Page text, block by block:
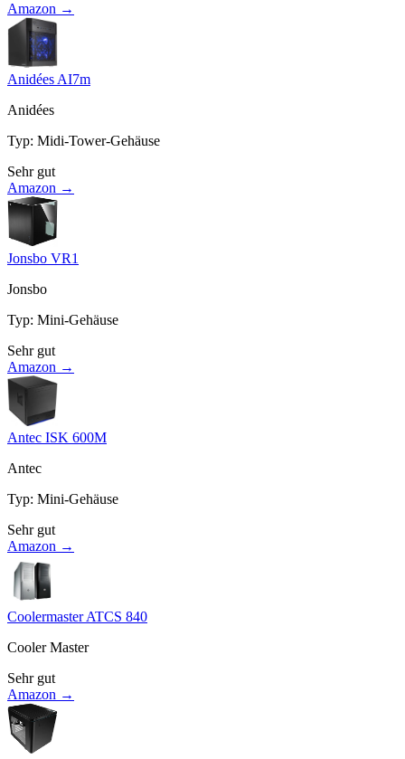
Amazon →
Anidées AI7m
Anidées
Typ: Midi-Tower-Gehäuse
Sehr gut
Amazon →
Jonsbo VR1
Jonsbo
Typ: Mini-Gehäuse
Sehr gut
Amazon →
Antec ISK 600M
Antec
Typ: Mini-Gehäuse
Sehr gut
Amazon →
Coolermaster ATCS 840
Cooler Master
Sehr gut
Amazon →